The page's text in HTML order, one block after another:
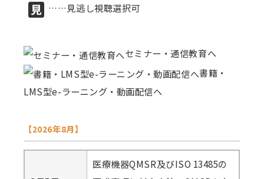
……見逃し視聴選択可
セミナー・通信教育へ
書籍・
LMS型e-ラーニング・動画配信へ
【2026年8月】
医療機器QMSR及びISO 13485の